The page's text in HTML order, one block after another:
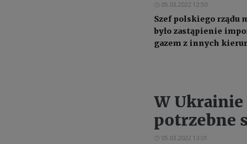
05.03.2022 12:50
Szef polskiego rządu
było zastąpienie
gazem z innych
W
potrzebne
05.03.2022 13:01